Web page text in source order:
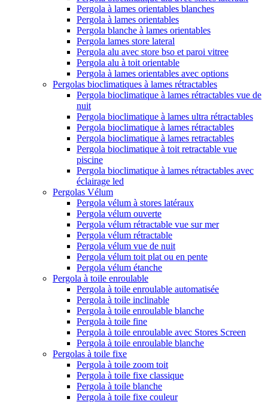
Pergola à lames orientables blanches
Pergola à lames orientables
Pergola blanche à lames orientables
Pergola lames store lateral
Pergola alu avec store bso et paroi vitree
Pergola alu à toit orientable
Pergola à lames orientables avec options
Pergolas bioclimatiques à lames rétractables
Pergola bioclimatique à lames rétractables vue de
nuit
Pergola bioclimatique à lames ultra rétractables
Pergola bioclimatique à lames rétractables
Pergola bioclimatique à lames retractables
Pergola bioclimatique à toit retractable vue
piscine
Pergola bioclimatique à lames rétractables avec
éclairage led
Pergolas Vélum
Pergola vélum à stores latéraux
Pergola vélum ouverte
Pergola vélum rétractable vue sur mer
Pergola vélum rétractable
Pergola vélum vue de nuit
Pergola vélum toit plat ou en pente
Pergola vélum étanche
Pergola à toile enroulable
Pergola à toile enroulable automatisée
Pergola à toile inclinable
Pergola à toile enroulable blanche
Pergola à toile fine
Pergola à toile enroulable avec Stores Screen
Pergola à toile enroulable blanche
Pergolas à toile fixe
Pergola à toile zoom toit
Pergola à toile fixe classique
Pergola à toile blanche
Pergola à toile fixe couleur